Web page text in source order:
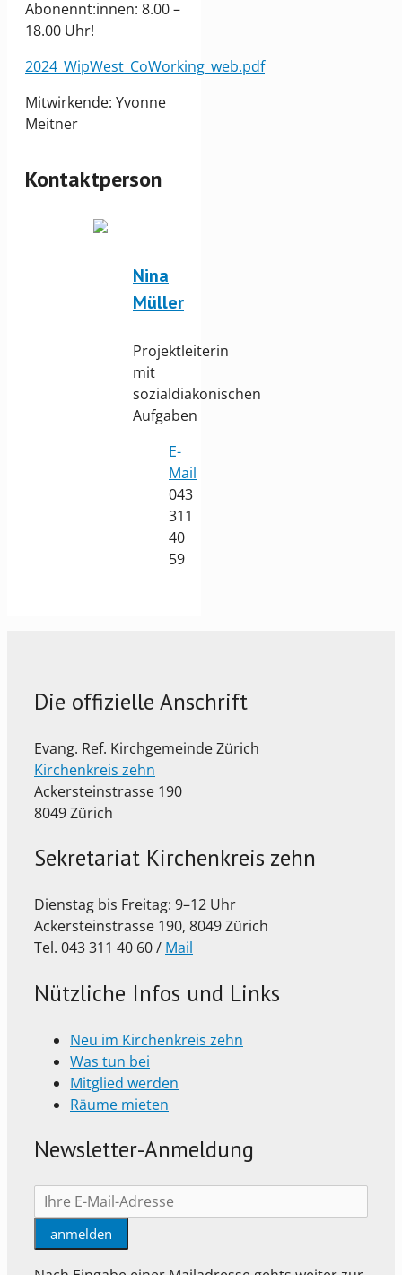
Abonennt:innen: 8.00 –
18.00 Uhr!
2024_WipWest_CoWorking_web.pdf
Mitwirkende: Yvonne
Meitner
Kontaktperson
Nina
Müller
Projektleiterin
mit
sozialdiakonischen
Aufgaben
E-
Mail
043
311
40
59
Die offizielle Anschrift
Evang. Ref. Kirchgemeinde Zürich
Kirchenkreis zehn
Ackersteinstrasse 190
8049 Zürich
Sekretariat Kirchenkreis zehn
Dienstag bis Freitag: 9–12 Uhr
Ackersteinstrasse 190, 8049 Zürich
Tel. 043 311 40 60 / Mail
Nützliche Infos und Links
Neu im Kirchenkreis zehn
Was tun bei
Mitglied werden
Räume mieten
Newsletter-Anmeldung